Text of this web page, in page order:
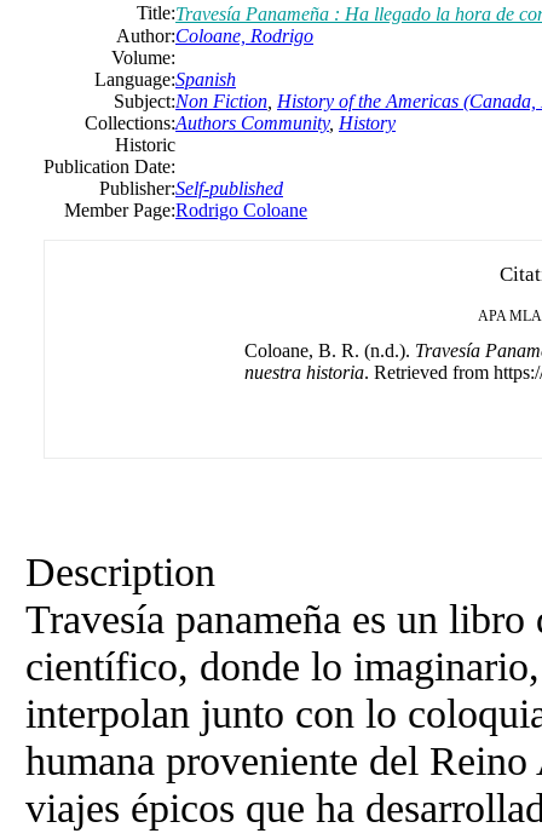
Title:Travesía Panameña : Ha llegado la hora de
Author:Coloane, Rodrigo
Volume:
Language:Spanish
Subject:Non Fiction History of the Americas
Collections:Authors Community, History
Historic
Publication Date:
Publisher:Self-published
Member Page:Rodrigo Coloane
APA MLA
Coloane, B. R. (n.d.). Travesía
nuestra historia. Retrieved from
Description
Travesía panameña es un
científico, donde lo
interpolan junto con lo
humana proveniente del
viajes épicos que ha